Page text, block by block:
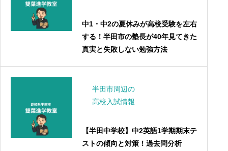
中1・中2の夏休みが高校受験を左右
する！半田市の塾長が40年見てきた
真実と失敗しない勉強方法
半田市周辺の
高校入試情報
【半田中学校】中2英語1学期期末テ
ストの傾向と対策！過去問分析